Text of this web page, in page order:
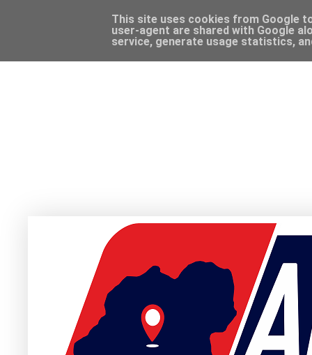
This site uses cookies from Google
user-agent are shared with Google
service, generate usage statistics,